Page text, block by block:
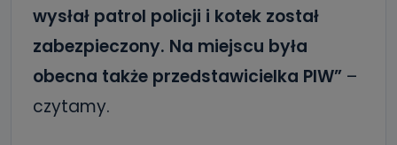
wysłał patrol policji i kotek został
zabezpieczony. Na miejscu była
obecna także przedstawicielka PIW” –
czytamy.